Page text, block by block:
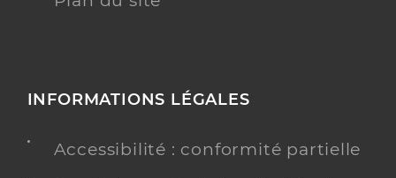
INFORMATIONS LÉGALES
Accessibilité : conformité partielle